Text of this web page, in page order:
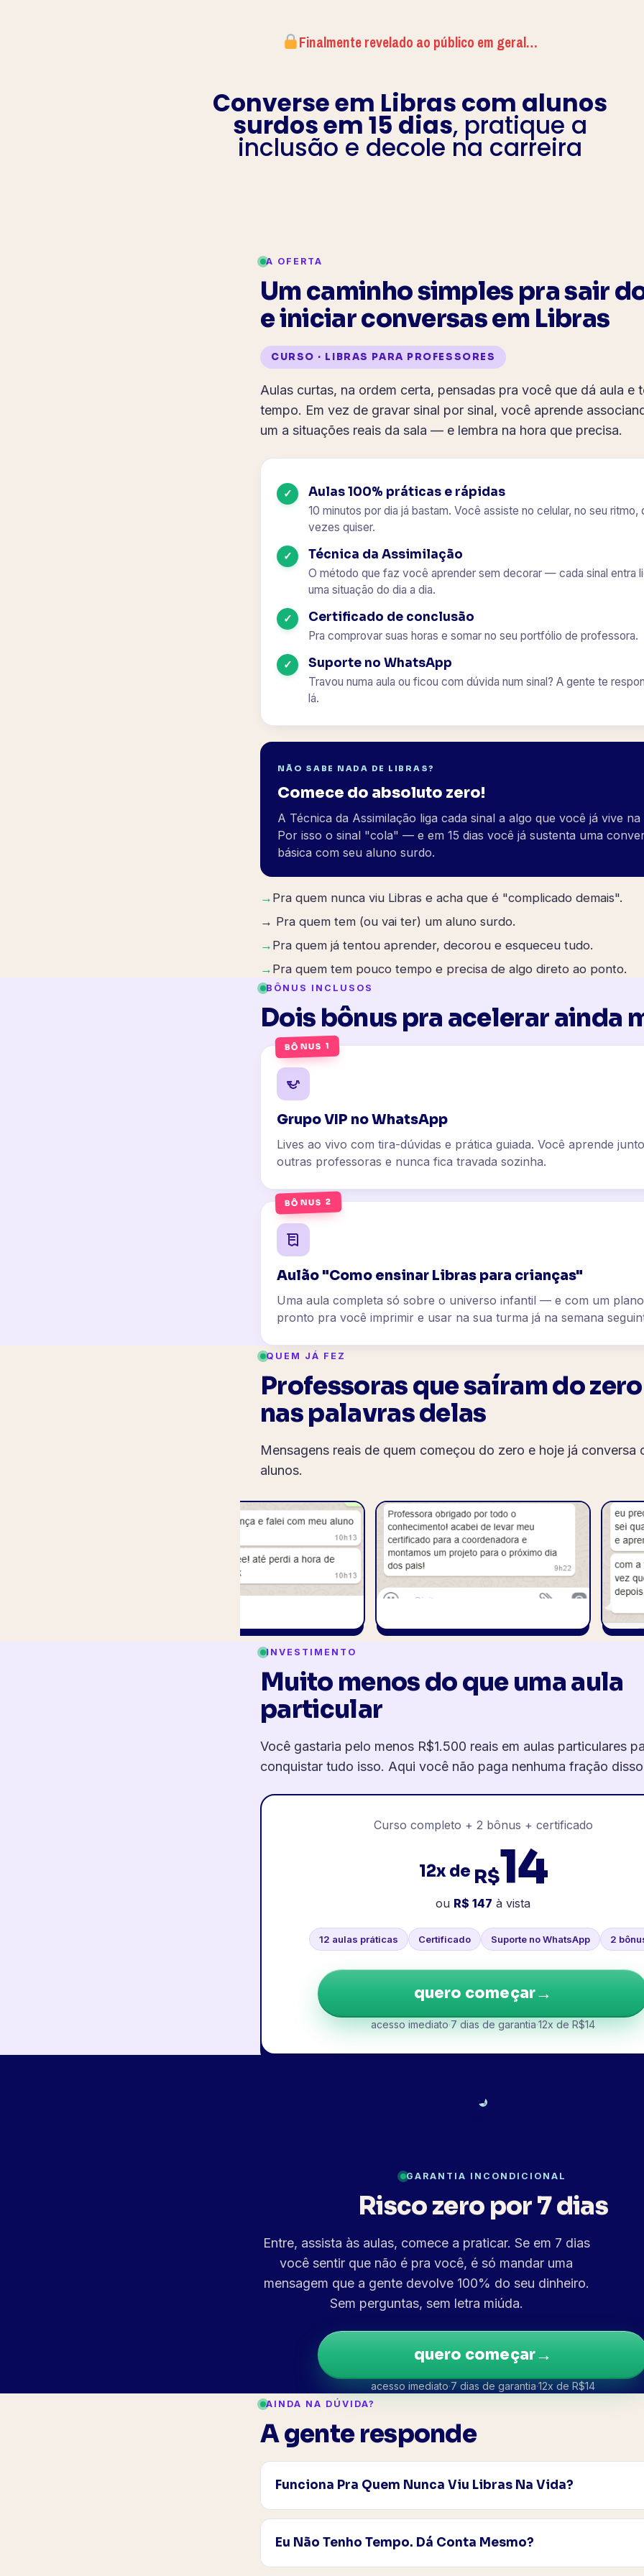
Finalmente revelado ao público em geral…
Converse em Libras com alunos
surdos em 15 dias, pratique a
inclusão e decole na carreira
A OFERTA
Um caminho simples pra sair
e iniciar conversas em Libras
CURSO · LIBRAS PARA PROFESSORES
Aulas curtas, na ordem certa, pensadas pra você que dá aula e
tempo. Em vez de gravar sinal por sinal, você aprende
um a situações reais da sala — e lembra na hora que precisa.
✓ Aulas 100% práticas e rápidas
10 minutos por dia já bastam. Você assiste no celular, no seu ritmo,
vezes quiser.
✓ Técnica da Assimilação
O método que faz você aprender sem decorar — cada sinal entra
uma situação do dia a dia.
✓ Certificado de conclusão
Pra comprovar suas horas e somar no seu portfólio de professora.
✓ Suporte no WhatsApp
Travou numa aula ou ficou com dúvida num sinal? A gente te
lá.
NÃO SABE NADA DE LIBRAS?
Comece do absoluto zero!
A Técnica da Assimilação liga cada sinal a algo que você já vive na
Por isso o sinal "cola" — e em 15 dias você já sustenta uma
básica com seu aluno surdo.
→ Pra quem nunca viu Libras e acha que é "complicado demais".
→ Pra quem tem (ou vai ter) um aluno surdo.
→ Pra quem já tentou aprender, decorou e esqueceu tudo.
→ Pra quem tem pouco tempo e precisa de algo direto ao ponto.
BÔNUS INCLUSOS
Dois bônus pra acelerar ainda
BÔNUS 1
Grupo VIP no WhatsApp
Lives ao vivo com tira-dúvidas e prática guiada. Você aprende
outras professoras e nunca fica travada sozinha.
BÔNUS 2
Aulão "Como ensinar Libras para crianças"
Uma aula completa só sobre o universo infantil — e com um
pronto pra você imprimir e usar na sua turma já na semana
QUEM JÁ FEZ
Professoras que saíram do
nas palavras delas
Mensagens reais de quem começou do zero e hoje já conversa
alunos.
INVESTIMENTO
Muito menos do que uma aula
particular
Você gastaria pelo menos R$1.500 reais em aulas particulares
conquistar tudo isso. Aqui você não paga nenhuma fração
Curso completo + 2 bônus + certificado
12x de R$14
ou R$ 147 à vista
12 aulas práticas Certificado Suporte no WhatsApp 2
quero começar→
acesso imediato·7 dias de garantia·12x de R$14
7
GARANTIA INCONDICIONAL
Risco zero por 7 dias
Entre, assista às aulas, comece a praticar. Se em 7 dias
você sentir que não é pra você, é só mandar uma
mensagem que a gente devolve 100% do seu dinheiro.
Sem perguntas, sem letra miúda.
quero começar→
acesso imediato·7 dias de garantia·12x de R$14
AINDA NA DÚVIDA?
A gente responde
Funciona Pra Quem Nunca Viu Libras Na Vida?
Funciona — o curso foi feito pensando exatamente em quem
zero. A primeira aula parte do absoluto básico e, como você
associação, não precisa de nenhum conhecimento prévio.
Eu Não Tenho Tempo. Dá Conta Mesmo?